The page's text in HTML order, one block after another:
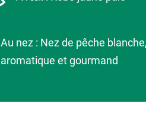
Au nez : Nez de pêche
aromatique et gourmand